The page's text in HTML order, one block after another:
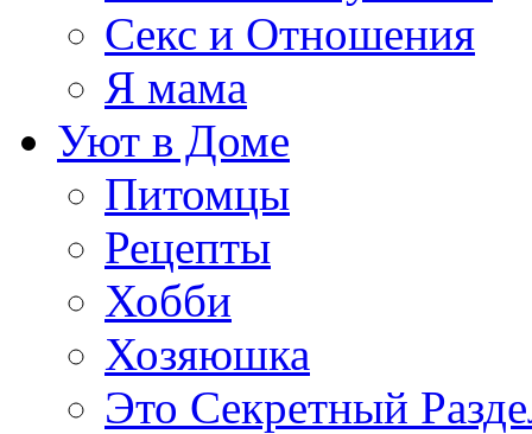
Секс и Отношения
Я мама
Уют в Доме
Питомцы
Рецепты
Хобби
Хозяюшка
Это Секретный